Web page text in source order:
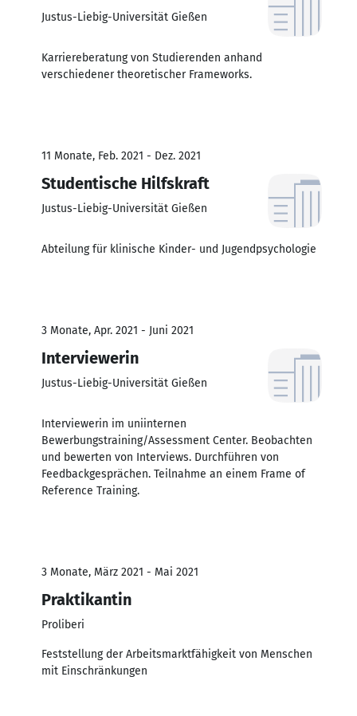
Justus-Liebig-Universität Gießen
Karriereberatung von Studierenden anhand
verschiedener theoretischer Frameworks.
11 Monate, Feb. 2021 - Dez. 2021
Studentische Hilfskraft
Justus-Liebig-Universität Gießen
Abteilung für klinische Kinder- und Jugendpsychologie
3 Monate, Apr. 2021 - Juni 2021
Interviewerin
Justus-Liebig-Universität Gießen
Interviewerin im uniinternen
Bewerbungstraining/Assessment Center. Beobachten
und bewerten von Interviews. Durchführen von
Feedbackgesprächen. Teilnahme an einem Frame of
Reference Training.
3 Monate, März 2021 - Mai 2021
Praktikantin
Proliberi
Feststellung der Arbeitsmarktfähigkeit von Menschen
mit Einschränkungen